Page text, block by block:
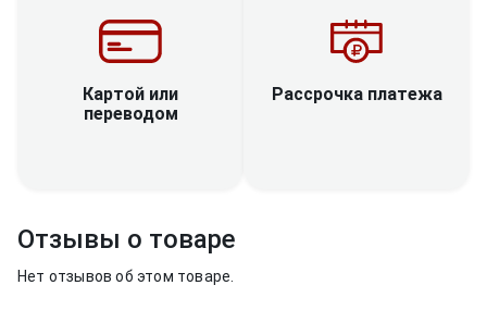
Картой или
переводом
Рассрочка платежа
Отзывы о товаре
Нет отзывов об этом товаре.